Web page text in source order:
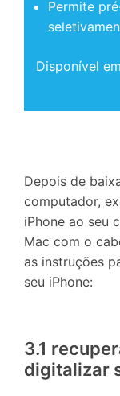
Permite
Disponível
Depois de
computador,
iPhone ao seu
Mac com o
as instruções
seu iPhone:
3.1
digitalizar